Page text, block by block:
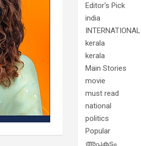
Editor's Pick
india
INTERNATIONAL
kerala
kerala
Main Stories
movie
must read
national
politics
Popular
അപകടം